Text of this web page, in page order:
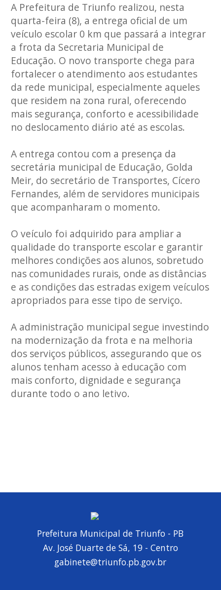
A Prefeitura de Triunfo realizou, nesta
quarta-feira (8), a entrega oficial de um
veículo escolar 0 km que passará a integrar
a frota da Secretaria Municipal de
Educação. O novo transporte chega para
fortalecer o atendimento aos estudantes
da rede municipal, especialmente aqueles
que residem na zona rural, oferecendo
mais segurança, conforto e acessibilidade
no deslocamento diário até as escolas.
A entrega contou com a presença da
secretária municipal de Educação, Golda
Meir, do secretário de Transportes, Cícero
Fernandes, além de servidores municipais
que acompanharam o momento.
O veículo foi adquirido para ampliar a
qualidade do transporte escolar e garantir
melhores condições aos alunos, sobretudo
nas comunidades rurais, onde as distâncias
e as condições das estradas exigem veículos
apropriados para esse tipo de serviço.
A administração municipal segue investindo
na modernização da frota e na melhoria
dos serviços públicos, assegurando que os
alunos tenham acesso à educação com
mais conforto, dignidade e segurança
durante todo o ano letivo.
Prefeitura Municipal de Triunfo - PB
Av. José Duarte de Sá, 19 - Centro
gabinete@triunfo.pb.gov.br